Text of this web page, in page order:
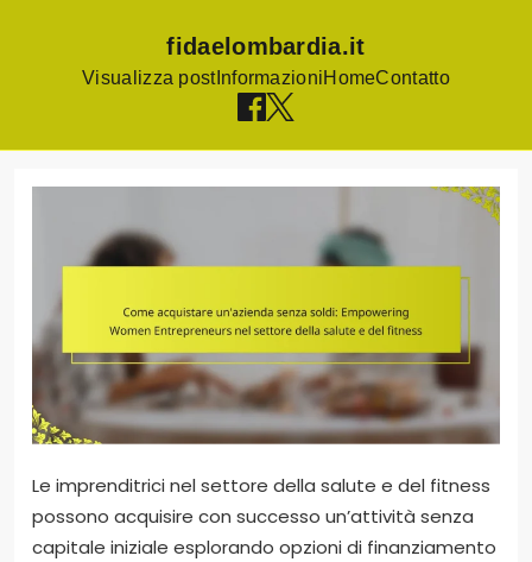
fidaelombardia.it
Visualizza postInformazioniHomeContatto
Le imprenditrici nel settore della salute e del fitness
possono acquisire con successo un’attività senza
capitale iniziale esplorando opzioni di finanziamento